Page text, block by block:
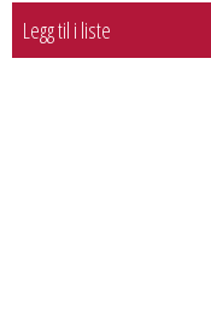
Legg til i liste